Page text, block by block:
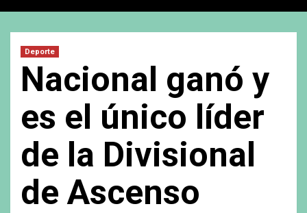
Deporte
Nacional ganó y
es el único líder
de la Divisional
de Ascenso